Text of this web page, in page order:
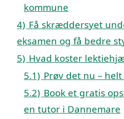
kommune
4) Få skræddersyet
eksamen og få bedre
5) Hvad koster
5.1) Prøv det nu –
5.2) Book et gratis
en tutor i Dannemare